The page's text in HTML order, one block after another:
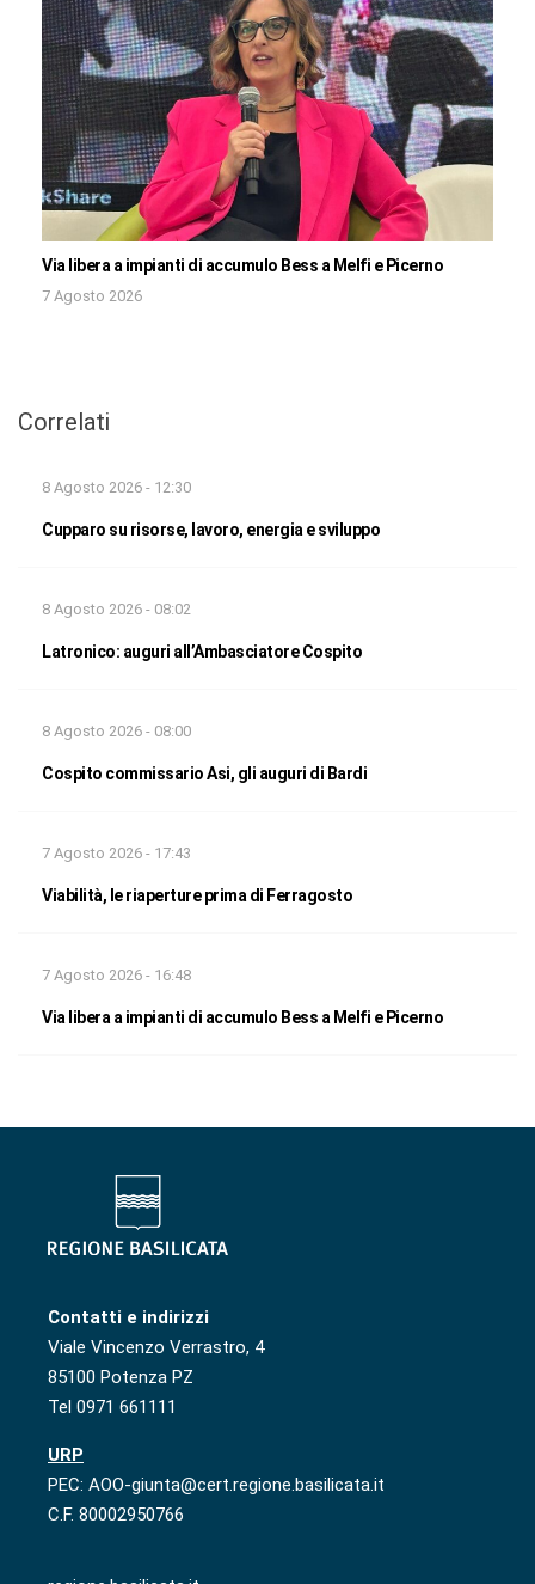
Via libera a impianti di accumulo Bess a Melfi e Picerno
7 Agosto 2026
Correlati
8 Agosto 2026 - 12:30
Cupparo su risorse, lavoro, energia e sviluppo
8 Agosto 2026 - 08:02
Latronico: auguri all’Ambasciatore Cospito
8 Agosto 2026 - 08:00
Cospito commissario Asi, gli auguri di Bardi
7 Agosto 2026 - 17:43
Viabilità, le riaperture prima di Ferragosto
7 Agosto 2026 - 16:48
Via libera a impianti di accumulo Bess a Melfi e Picerno
Contatti e indirizzi
Viale Vincenzo Verrastro, 4
85100 Potenza PZ
Tel 0971 661111
URP
PEC: AOO-giunta@cert.regione.basilicata.it
C.F. 80002950766